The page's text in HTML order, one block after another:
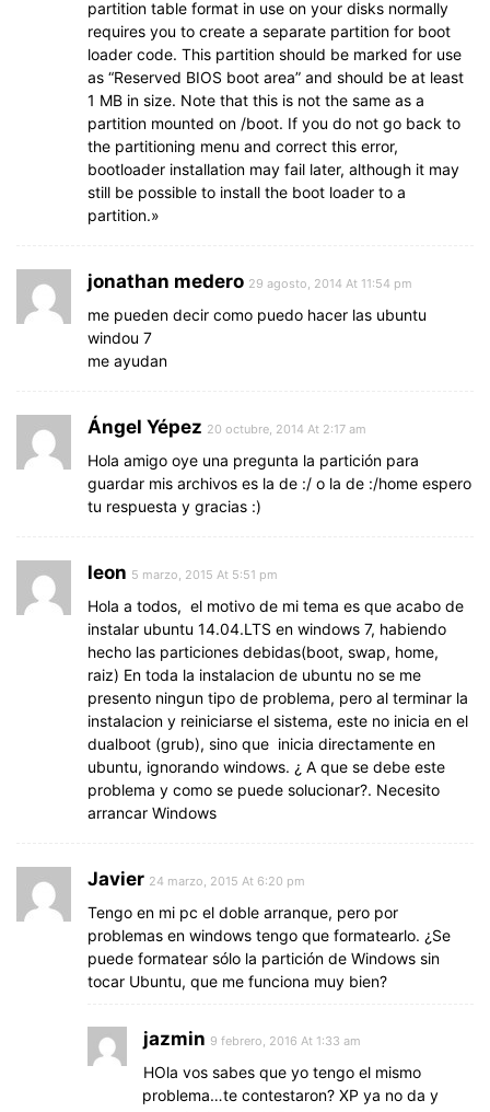
partition table format in use on your disks normally
requires you to create a separate partition for boot
loader code. This partition should be marked for use
as “Reserved BIOS boot area” and should be at least
1 MB in size. Note that this is not the same as a
partition mounted on /boot. If you do not go back to
the partitioning menu and correct this error,
bootloader installation may fail later, although it may
still be possible to install the boot loader to a
partition.»
jonathan medero 29 agosto, 2014 At 11:54 pm
me pueden decir como puedo hacer las ubuntu
windou 7
me ayudan
Ángel Yépez 20 octubre, 2014 At 2:17 am
Hola amigo oye una pregunta la partición para
guardar mis archivos es la de :/ o la de :/home espero
tu respuesta y gracias :)
leon 5 marzo, 2015 At 5:51 pm
Hola a todos, el motivo de mi tema es que acabo de
instalar ubuntu 14.04.LTS en windows 7, habiendo
hecho las particiones debidas(boot, swap, home,
raiz) En toda la instalacion de ubuntu no se me
presento ningun tipo de problema, pero al terminar la
instalacion y reiniciarse el sistema, este no inicia en el
dualboot (grub), sino que inicia directamente en
ubuntu, ignorando windows. ¿ A que se debe este
problema y como se puede solucionar?. Necesito
arrancar Windows
Javier 24 marzo, 2015 At 6:20 pm
Tengo en mi pc el doble arranque, pero por
problemas en windows tengo que formatearlo. ¿Se
puede formatear sólo la partición de Windows sin
tocar Ubuntu, que me funciona muy bien?
jazmin 9 febrero, 2016 At 1:33 am
HOla vos sabes que yo tengo el mismo
problema…te contestaron? XP ya no da y